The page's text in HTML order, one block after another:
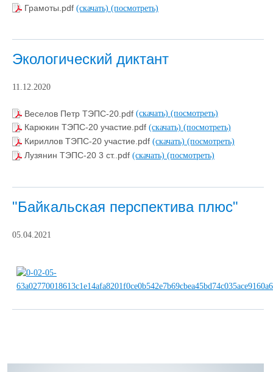
Грамоты.pdf (скачать) (посмотреть)
Экологический диктант
11.12.2020
Веселов Петр ТЭПС-20.pdf (скачать) (посмотреть)
Карюкин ТЭПС-20 участие.pdf (скачать) (посмотреть)
Кириллов ТЭПС-20 участие.pdf (скачать) (посмотреть)
Лузянин ТЭПС-20 3 ст..pdf (скачать) (посмотреть)
"Байкальская перспектива плюс"
05.04.2021